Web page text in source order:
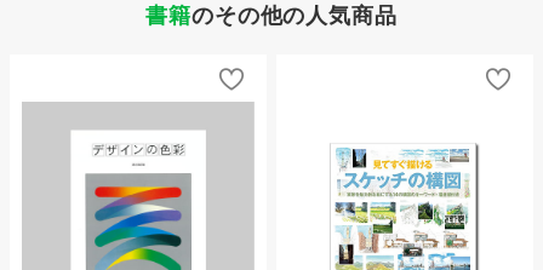
書籍のその他の人気商品